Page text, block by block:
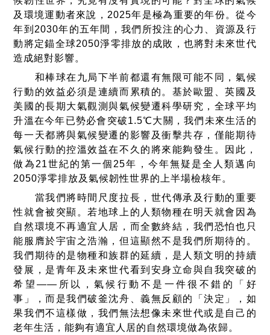
及環境運動者來說，2025年是極為重要的年份。從今
年到2030年的五年間，我們所投注的心力、資源及行
動將定錨全球2050淨零排放的成敗，也將對未來世代
造成絕對影響。
和棒球在九局下半前都還有無限可能不同，氣候
行動的效益必須是連續而累積的。基於歐盟、英國及
美國的長期大氣觀測與氣候變遷科學研究，全球平均
升溫在今年已勢必會突破1.5℃大關，我們未來生活的
每一天都將與氣候變遷的影響及衝擊共存，僅能期待
氣候行動的控溫效益在不久的將來能夠發生。因此，
做為21世紀的第一個25年，今年無疑是全人類邁向
2050淨零排放及氣候韌性世界的上半場檢核年。
當我們將時間尺度拉長，世代傳承及行動的重要
性就會被突顯。若地球上的人類物種在明天就會因為
自然環境不再適宜人居，而全數終結，我們恐怕也只
能服膺於宇宙之浩瀚，但這顯然不是我們所期待的。
我們期待的是物種和族群的延續，是人類文明的持續
發展，是青年及未來世代看到安身立命與自我突破的
希望——所以，氣候行動不是一件很不錯的「好
事」，而是我們破釜沈舟、義無反顧的「決定」，如
果我們不這樣做，我們無法想像未來世代或是自己的
老年生活，能夠有適宜人居的自然環境做為依歸。